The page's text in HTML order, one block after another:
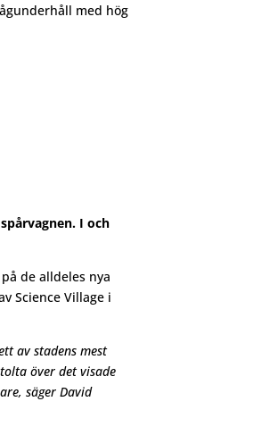
med hög
I och
de alldeles nya
Science Village i
av stadens mest
över det visade
säger David